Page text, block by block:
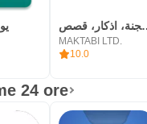
اذكار، قصص
MAKTABI LTD.
10.0
24 ore